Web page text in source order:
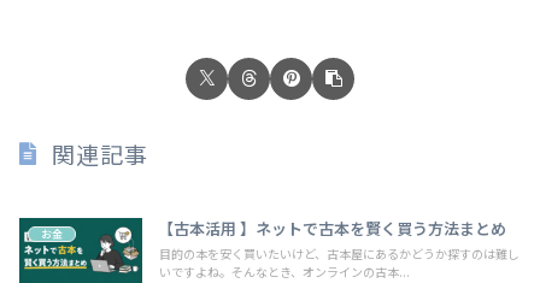
関連記事
お金 【古本活用 】ネットで古本を賢く買う方法まとめ
目的の本を安く買いたいけど、古本屋にあるかどうか探すのは難し
いですよね。そんなとき、オンラインの古本...